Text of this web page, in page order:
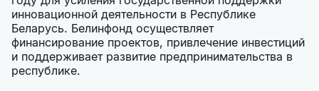
инновационной деятельности в Республике
Беларусь. Белинфонд осуществляет
финансирование проектов, привлечение инвестиций
и поддерживает развитие предпринимательства в
республике.